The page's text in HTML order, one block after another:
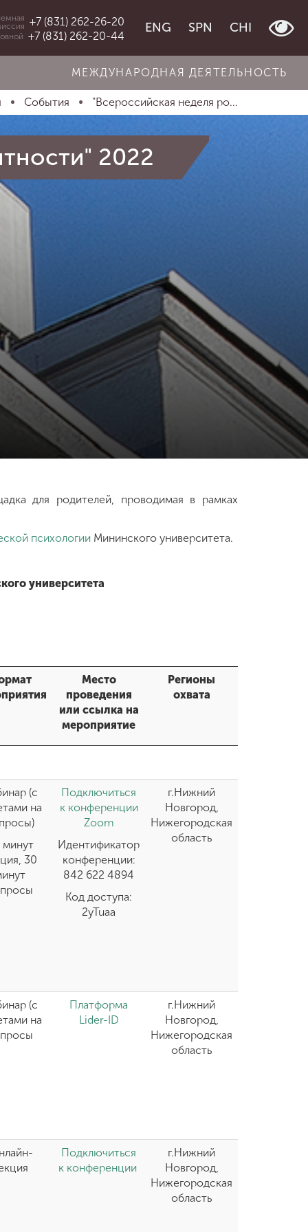
+7 (831) 262-26-20
+7 (831) 262-20-44
ENG SPN CHI
МЕЖДУНАРОДНАЯ ДЕЯТЕЛЬНОСТЬ
События "Всероссийская неделя ро...
2022
для родителей, проводимая в рамках
психологии Мининского университета.
университета
Место
проведения
или ссылка на
мероприятие
Регионы
охвата
(с
на
минут
30
Подключиться
к конференции
Zoom
Идентификатор
конференции:
842 622 4894
Код доступа:
2yTuaa
г.Нижний
Новгород,
Нижегородская
область
(с
на
Платформа
Lider-ID
г.Нижний
Новгород,
Нижегородская
область
Подключиться
к конференции
г.Нижний
Новгород,
Нижегородская
область